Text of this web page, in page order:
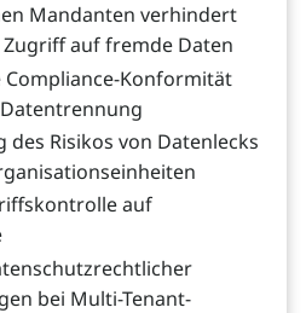
Mandanten verhindert
auf fremde Daten
Compliance-Konformität
des Risikos von Datenlecks
auf
bei Multi-Tenant-